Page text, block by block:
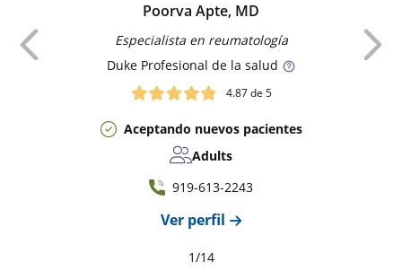
Poorva Apte, MD
Especialista en reumatología
Duke Profesional de la salud
4.87de 5
Aceptando nuevos pacientes
Adults
919-613-2243
Ver perfil
Anterior
1/14